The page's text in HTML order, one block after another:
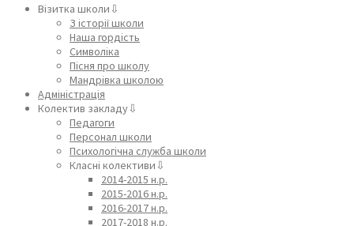
Візитка школи⇩
З історії школи
Наша гордість
Символіка
Пісня про школу
Мандрівка школою
Адміністрація
Колектив закладу⇩
Педагоги
Персонал школи
Психологічна служба школи
Класні колективи⇩
2014-2015 н.р.
2015-2016 н.р.
2016-2017 н.р.
2017-2018 н.р.